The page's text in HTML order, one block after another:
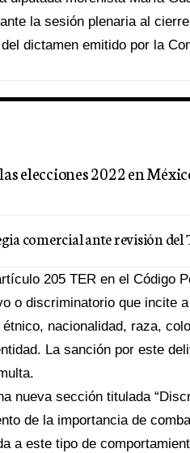
la sesión plenaria al
dictamen emitido por la
elecciones 2022 en
comercial ante revisión del
205 TER en el Código
o discriminatorio que incite
nacionalidad, raza,
La sanción por este
nueva sección titulada
de la importancia de
a este tipo de